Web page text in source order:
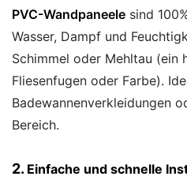
PVC-Wandpaneele sind
Wasser, Dampf und
Schimmel oder Mehltau (ein
Fliesenfugen oder Farbe).
Badewannenverkleidungen
Bereich.
2. Einfache und schnelle